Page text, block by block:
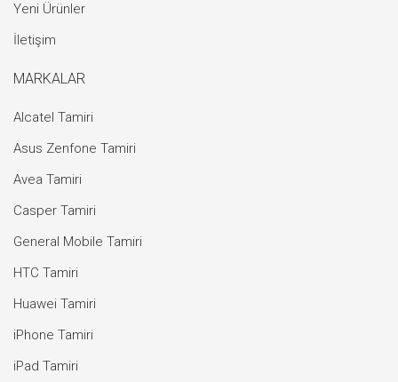
Yeni Ürünler
İletişim
MARKALAR
Alcatel Tamiri
Asus Zenfone Tamiri
Avea Tamiri
Casper Tamiri
General Mobile Tamiri
HTC Tamiri
Huawei Tamiri
iPhone Tamiri
iPad Tamiri